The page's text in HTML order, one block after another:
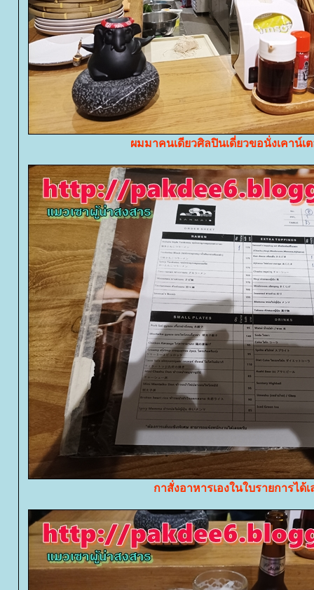
ผมมาคนเดียวศิลปินเดี่ยวขอนั่งเคาน์เ
กาสั่งอาหารเองในใบรายการได้